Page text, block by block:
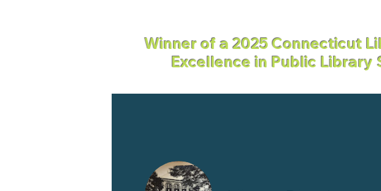
Winner of a 2025 Connecticut
Excellence in Public Library